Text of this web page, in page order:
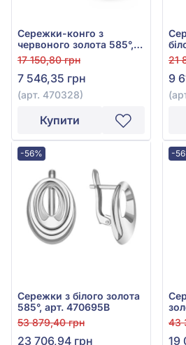
Сережки-конго з
червоного золота 585°,
арт. 470328
17 150,80 грн
7 546,35 грн
(арт. 470328)
Купити
21
9
-56%
Сережки з білого золота
585°, арт. 470695В
53 879,40 грн
23 706,94 грн
-
43
19